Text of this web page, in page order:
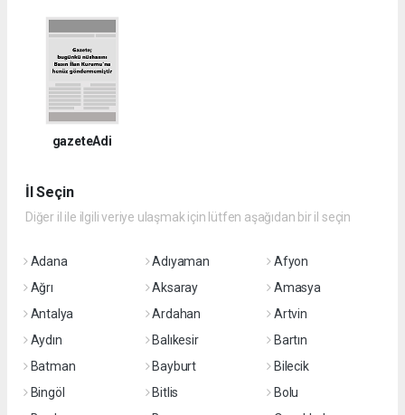
gazeteAdi
İl Seçin
Diğer il ile ilgili veriye ulaşmak için lütfen aşağıdan bir il seçin
Adana Adıyaman
Afyon
Ağrı
Aksaray
Amasya
Antalya
Ardahan
Artvin
Aydın
Balıkesir
Bartın
Batman
Bayburt
Bilecik
Bingöl
Bitlis
Bolu